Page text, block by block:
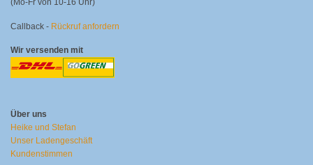
(Mo-Fr von 10-16 Uhr)
Callback - Rückruf anfordern
Wir versenden mit
Über uns
Heike und Stefan
Unser Ladengeschäft
Kundenstimmen